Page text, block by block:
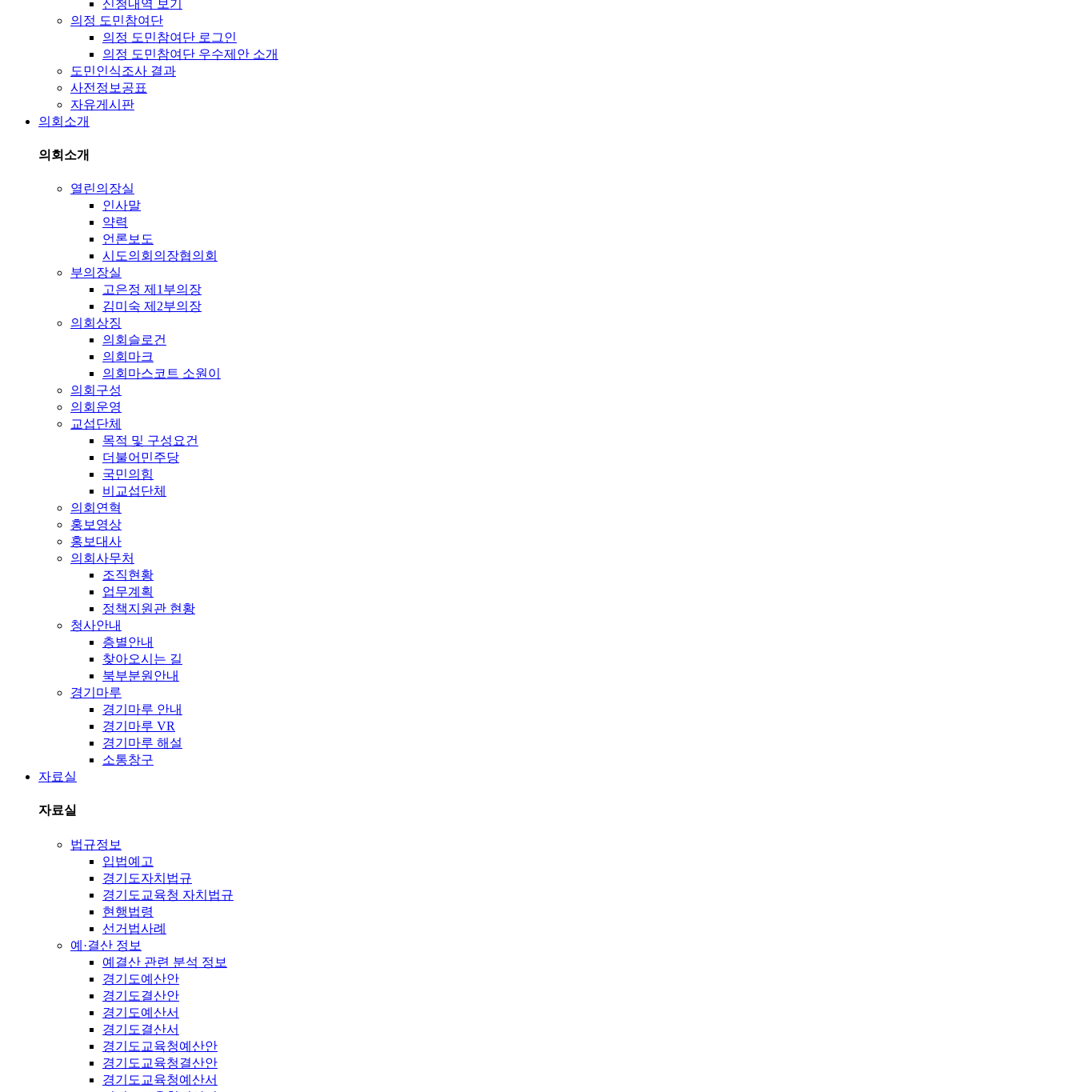
신청내역 보기
의정 도민참여단
의정 도민참여단 로그인
의정 도민참여단 우수제안 소개
도민인식조사 결과
사전정보공표
자유게시판
의회소개
의회소개
열린의장실
인사말
약력
언론보도
시도의회의장협의회
부의장실
고은정 제1부의장
김미숙 제2부의장
의회상징
의회슬로건
의회마크
의회마스코트 소원이
의회구성
의회운영
교섭단체
목적 및 구성요건
더불어민주당
국민의힘
비교섭단체
의회연혁
홍보영상
홍보대사
의회사무처
조직현황
업무계획
정책지원관 현황
청사안내
층별안내
찾아오시는 길
북부분원안내
경기마루
경기마루 안내
경기마루 VR
경기마루 해설
소통창구
자료실
자료실
법규정보
입법예고
경기도자치법규
경기도교육청 자치법규
현행법령
선거법사례
예·결산 정보
예결산 관련 분석 정보
경기도예산안
경기도결산안
경기도예산서
경기도결산서
경기도교육청예산안
경기도교육청결산안
경기도교육청예산서